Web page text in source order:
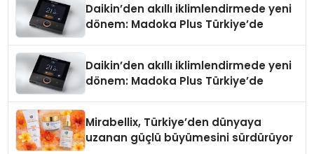
Daikin’den akıllı iklimlendirmede yeni
dönem: Madoka Plus Türkiye’de
Daikin’den akıllı iklimlendirmede yeni
dönem: Madoka Plus Türkiye’de
Mirabellix, Türkiye’den dünyaya
uzanan güçlü büyümesini sürdürüyor